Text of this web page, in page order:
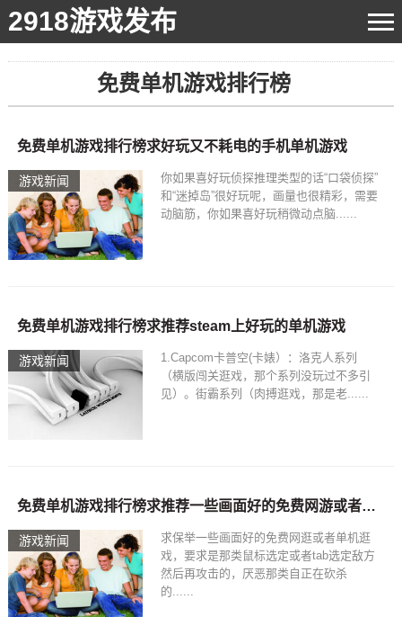
2918游戏发布
免费单机游戏排行榜
游戏新闻
免费单机游戏排行榜求好玩又不耗电的手机单机游戏
你如果喜好玩侦探推理类型的话“口袋侦探”
和“迷掉岛”很好玩呢，画量也很精彩，需要
动脑筋，你如果喜好玩稍微动点脑......
游戏新闻
免费单机游戏排行榜求推荐steam上好玩的单机游戏
1.Capcom卡普空(卡婊）：洛克人系列
（横版闯关逛戏，那个系列没玩过不多引
见）。街霸系列（肉搏逛戏，那是老......
游戏新闻
免费单机游戏排行榜求推荐一些画面好的免费网游或者单机游戏
求保举一些画面好的免费网逛或者单机逛
戏，要求是那类鼠标选定或者tab选定敌方
然后再攻击的，厌恶那类自正在砍杀
的......